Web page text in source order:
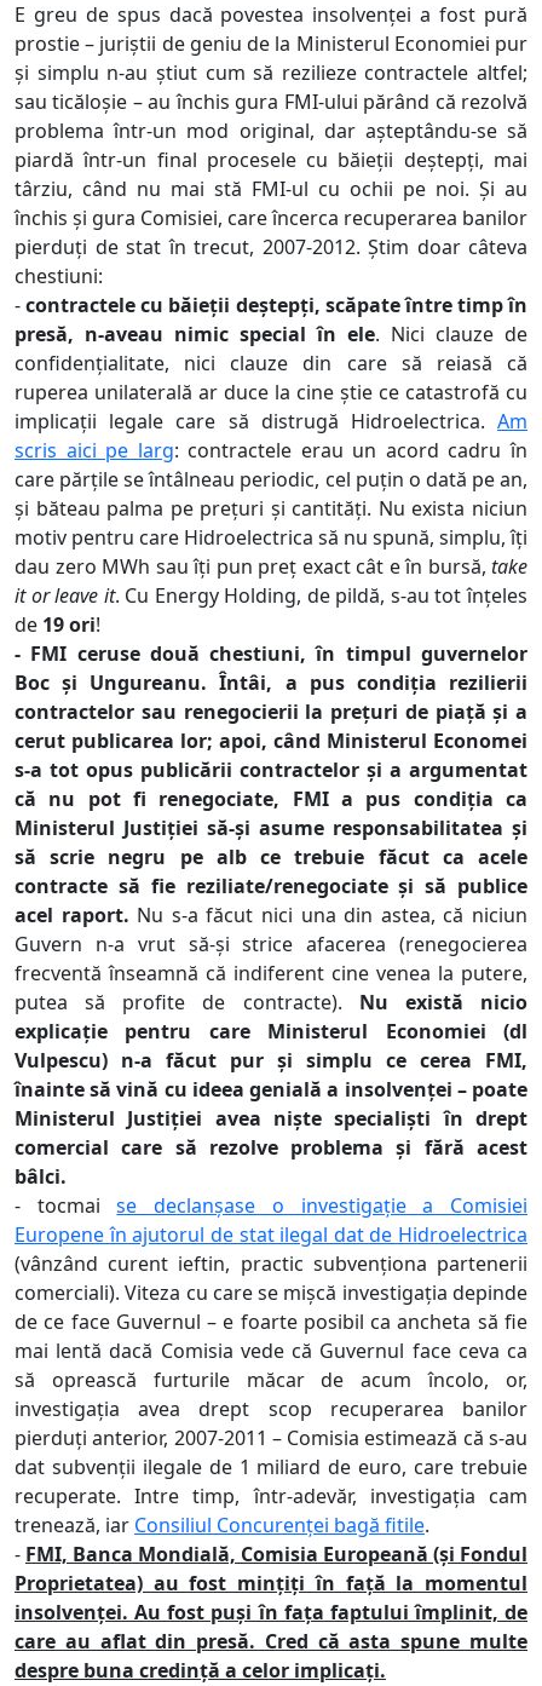
E greu de spus dacă povestea insolvenței a fost pură
prostie – juriștii de geniu de la Ministerul Economiei pur
și simplu n-au știut cum să rezilieze contractele altfel;
sau ticăloșie – au închis gura FMI-ului părând că rezolvă
problema într-un mod original, dar așteptându-se să
piardă într-un final procesele cu băieții deștepți, mai
târziu, când nu mai stă FMI-ul cu ochii pe noi. Și au
închis și gura Comisiei, care încerca recuperarea banilor
pierduți de stat în trecut, 2007-2012. Știm doar câteva
chestiuni:
-contractele cu băieții deștepți, scăpate între timp în
presă, n-aveau nimic special în ele. Nici clauze de
confidențialitate, nici clauze din care să reiasă că
ruperea unilaterală ar duce la cine știe ce catastrofă cu
implicații legale care să distrugă Hidroelectrica. Am
scris aici pe larg: contractele erau un acord cadru în
care părțile se întâlneau periodic, cel puțin o dată pe an,
și băteau palma pe prețuri și cantități. Nu exista niciun
motiv pentru care Hidroelectrica să nu spună, simplu, îți
dau zero MWh sau îți pun preț exact cât e în bursă, take
it or leave it. Cu Energy Holding, de pildă, s-au tot înțeles
de 19 ori!
- FMI ceruse două chestiuni, în timpul guvernelor
Boc și Ungureanu. Întâi, a pus condiția rezilierii
contractelor sau renegocierii la prețuri de piață și a
cerut publicarea lor; apoi, când Ministerul Economei
s-a tot opus publicării contractelor și a argumentat
că nu pot fi renegociate, FMI a pus condiția ca
Ministerul Justiției să-și asume responsabilitatea și
să scrie negru pe alb ce trebuie făcut ca acele
contracte să fie reziliate/renegociate și să publice
acel raport. Nu s-a făcut nici una din astea, că niciun
Guvern n-a vrut să-și strice afacerea (renegocierea
frecventă înseamnă că indiferent cine venea la putere,
putea să profite de contracte). Nu există nicio
explicație pentru care Ministerul Economiei (dl
Vulpescu) n-a făcut pur și simplu ce cerea FMI,
înainte să vină cu ideea genială a insolvenței – poate
Ministerul Justiției avea niște specialiști în drept
comercial care să rezolve problema și fără acest
bâlci.
- tocmaise declanșase o investigație a Comisiei
Europene în ajutorul de stat ilegal dat de Hidroelectrica
(vânzând curent ieftin, practic subvenționa partenerii
comerciali). Viteza cu care se mișcă investigația depinde
de ce face Guvernul – e foarte posibil ca ancheta să fie
mai lentă dacă Comisia vede că Guvernul face ceva ca
să oprească furturile măcar de acum încolo, or,
investigația avea drept scop recuperarea banilor
pierduți anterior, 2007-2011 – Comisia estimează că s-au
dat subvenții ilegale de 1 miliard de euro, care trebuie
recuperate. Intre timp, într-adevăr, investigația cam
trenează, iar Consiliul Concurenței bagă fitile.
- FMI, Banca Mondială, Comisia Europeană (și Fondul
Proprietatea) au fost mințiți în față la momentul
insolvenței. Au fost puși în fața faptului împlinit, de
care au aflat din presă. Cred că asta spune multe
despre buna credință a celor implicați.